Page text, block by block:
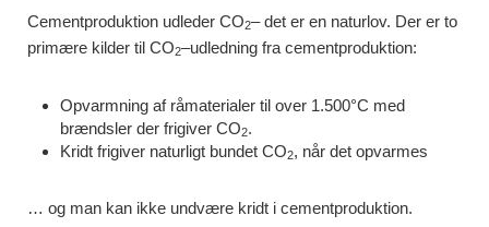
Cementproduktion udleder CO2– det er en naturlov. Der er to
primære kilder til CO2–udledning fra cementproduktion:
Opvarmning af råmaterialer til over 1.500°C med
brændsler der frigiver CO2.
Kridt frigiver naturligt bundet CO2, når det opvarmes
… og man kan ikke undvære kridt i cementproduktion.